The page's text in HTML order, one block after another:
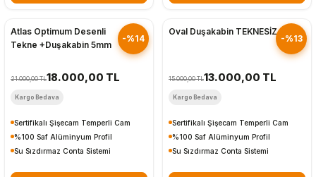
-%14
Atlas Optimum Desenli
Tekne +Duşakabin 5mm
21.000,00 TL18.000,00 TL
Kargo Bedava
Sertifikalı Şişecam Temperli Cam
%100 Saf Alüminyum Profil
Su Sızdırmaz Conta Sistemi
-%13
Oval Duşakabin TEKNESİZ
15.000,00 TL13.000,00 TL
Kargo Bedava
Sertifikalı Şişecam Temperli Cam
%100 Saf Alüminyum Profil
Su Sızdırmaz Conta Sistemi